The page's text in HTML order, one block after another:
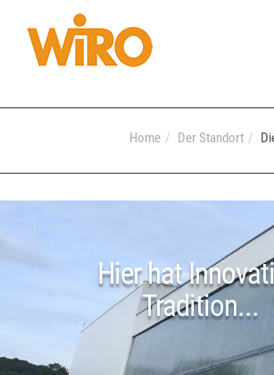
Home Der Standort
Hier hat
Tradition...